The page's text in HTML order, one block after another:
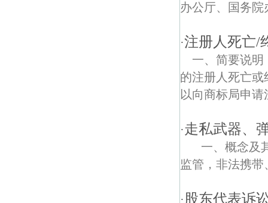
办公厅、国务
·注册人死亡/
一、简要说
的注册人死亡
以向商标局申
·走私武器、
一、概念及
监管，非法携
·股东代表诉